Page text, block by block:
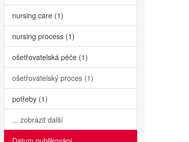
nursing care (1)
nursing process (1)
ošetřovatelská péče (1)
ošetřovatelský proces (1)
potřeby (1)
... zobrazit další